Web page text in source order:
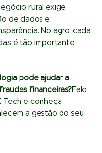
rural exige
de dados e,
No agro, cada
é tão importante
pode ajudar a
financeiras?Fale
Tech e conheça
a gestão do seu